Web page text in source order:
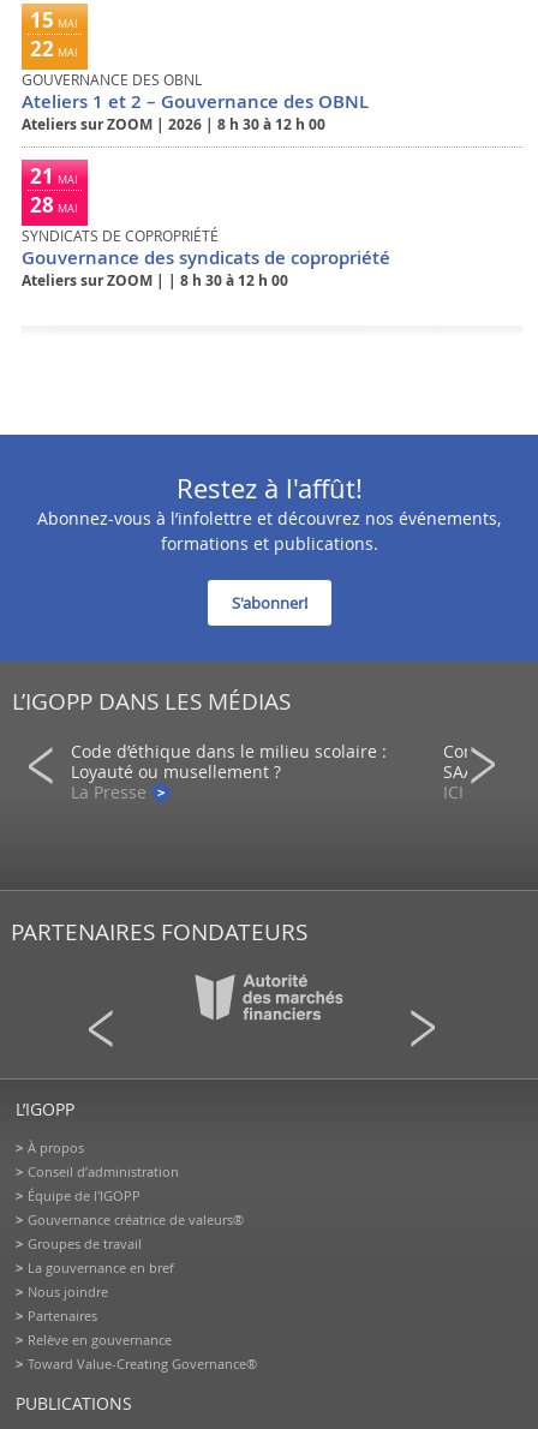
15 MAI
22 MAI
15
MAI
GOUVERNANCE DES OBNL
Ateliers 1 et 2 – Gouvernance des OBNL
Ateliers sur ZOOM| 2026| 8 h 30 à 12 h 00
21 MAI
28 MAI
SYNDICATS DE COPROPRIÉTÉ
Gouvernance des syndicats de copropriété
Ateliers sur ZOOM| | 8 h 30 à 12 h 00
Restez à l'affût!
Abonnez-vous à l’infolettre et découvrez nos événements,
formations et publications.
S'abonner!
L’IGOPP DANS LES MÉDIAS
d’un
Code d’éthique dans le milieu scolaire :
Loyauté ou musellement ?
La Presse
Comment
SAAQ?
ICI - Radio-
PARTENAIRES FONDATEURS
L’IGOPP
À propos
Conseil d’administration
Équipe de l'IGOPP
Gouvernance créatrice de valeurs®
Groupes de travail
La gouvernance en bref
Nous joindre
Partenaires
Relève en gouvernance
Toward Value-Creating Governance®
PUBLICATIONS